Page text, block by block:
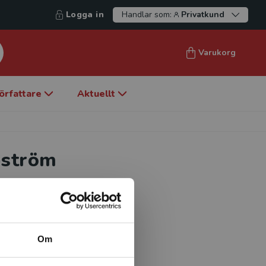
Om
Logga in Handlar som: Privatkund
Varukorg
Aktuellt
Billingens